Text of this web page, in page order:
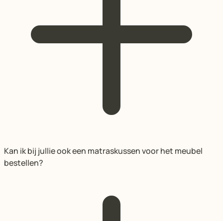
Kan ik bij jullie ook een matraskussen voor het meubel
bestellen?